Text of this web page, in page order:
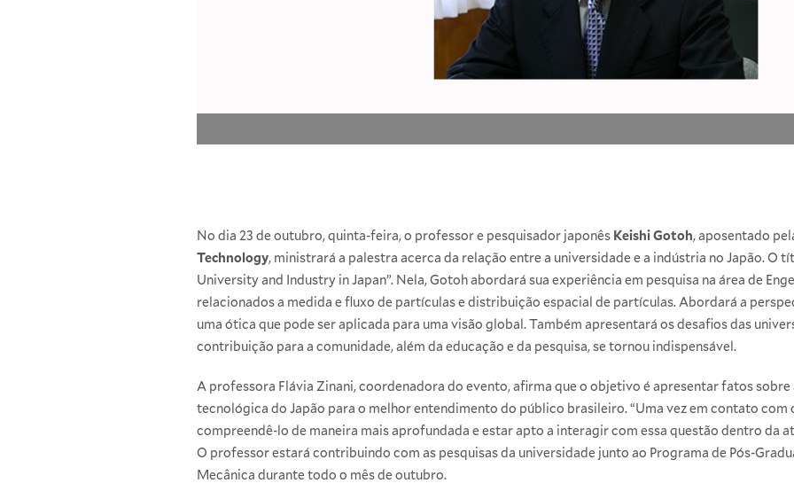
No dia 23 de outubro, quinta-feira, o professor e pesquisador japonês Keishi Gotoh, aposentado
Technology, ministrará a palestra acerca da relação entre a universidade e a indústria no Japão. O
University and Industry in Japan”. Nela, Gotoh abordará sua experiência em pesquisa na área de
relacionados a medida e fluxo de partículas e distribuição espacial de partículas. Abordará a
uma ótica que pode ser aplicada para uma visão global. Também apresentará os desafios das
contribuição para a comunidade, além da educação e da pesquisa, se tornou indispensável.
A professora Flávia Zinani, coordenadora do evento, afirma que o objetivo é apresentar fatos
tecnológica do Japão para o melhor entendimento do público brasileiro. “Uma vez em contato com
compreendê-lo de maneira mais aprofundada e estar apto a interagir com essa questão dentro da
O professor estará contribuindo com as pesquisas da universidade junto ao Programa de Pós-
Mecânica durante todo o mês de outubro.